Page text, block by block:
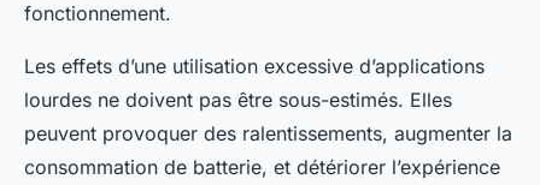
fonctionnement.
Les effets d’une utilisation excessive d’applications
lourdes ne doivent pas être sous-estimés. Elles
peuvent provoquer des ralentissements, augmenter la
consommation de batterie, et détériorer l’expérience